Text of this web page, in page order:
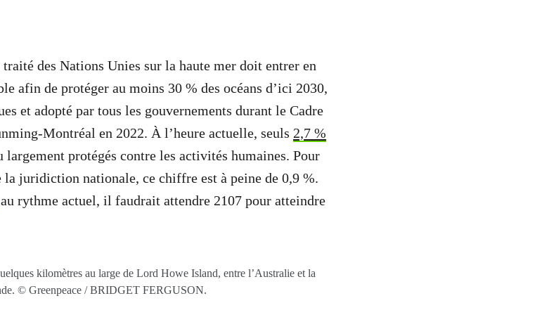
des Nations Unies sur la haute mer doit entrer en
afin de protéger au moins 30 % des océans d’ici 2030,
et adopté par tous les gouvernements durant le Cadre
Montréal en 2022. À l’heure actuelle, seuls 2,7 %
largement protégés contre les activités humaines. Pour
la juridiction nationale, ce chiffre est à peine de 0,9 %.
rythme actuel, il faudrait attendre 2107 pour atteindre
kilomètres au large de Lord Howe Island, entre l’Australie et la
© Greenpeace / BRIDGET FERGUSON.